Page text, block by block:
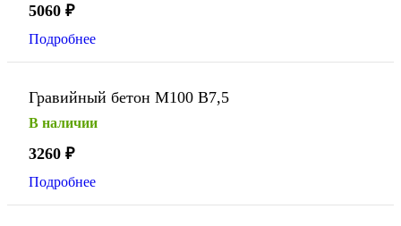
5060 ₽
Подробнее
Гравийный бетон М100 В7,5
В наличии
3260 ₽
Подробнее